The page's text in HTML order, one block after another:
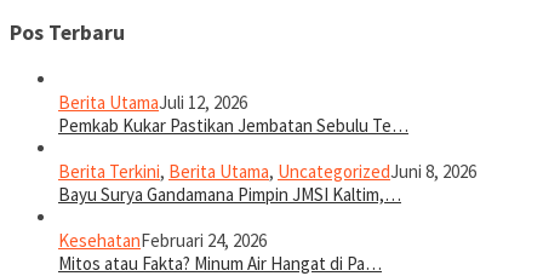
Pos Terbaru
Berita UtamaJuli 12, 2026
Pemkab Kukar Pastikan Jembatan Sebulu Te…
Berita Terkini, Berita Utama, UncategorizedJuni 8, 2026
Bayu Surya Gandamana Pimpin JMSI Kaltim,…
KesehatanFebruari 24, 2026
Mitos atau Fakta? Minum Air Hangat di Pa…